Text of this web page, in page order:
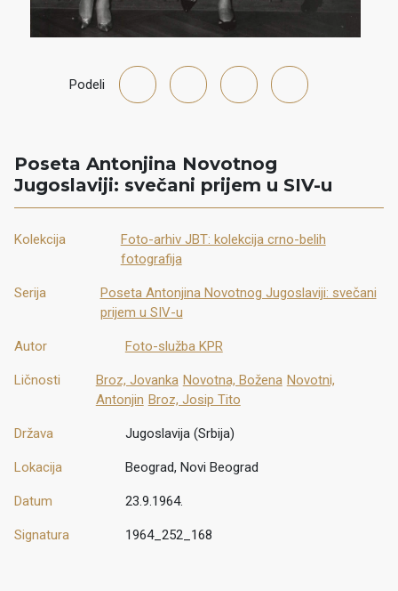
Podeli
Poseta Antonjina Novotnog
Jugoslaviji: svečani prijem u SIV-u
Kolekcija
Foto-arhiv JBT: kolekcija crno-belih
fotografija
Serija
Poseta Antonjina Novotnog Jugoslaviji: svečani
prijem u SIV-u
Autor Foto-služba KPR
Ličnosti Broz, Jovanka Novotna, Božena Novotni,
Antonjin Broz, Josip Tito
Država Jugoslavija (Srbija)
Lokacija Beograd, Novi Beograd
Datum 23.9.1964.
Signatura 1964_252_168